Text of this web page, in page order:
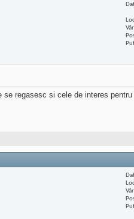
se regasesc si cele de interes